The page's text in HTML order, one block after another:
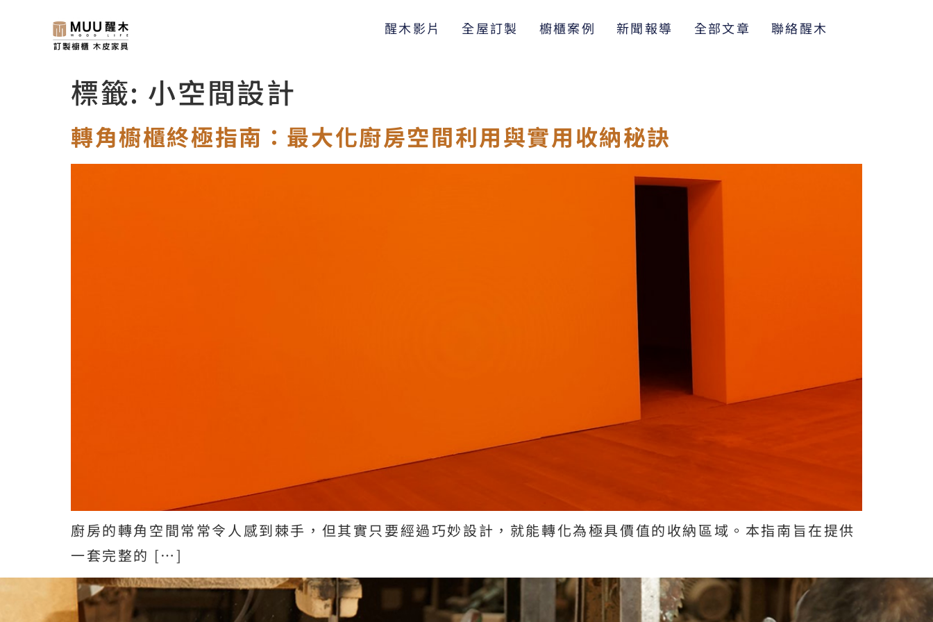
醒木影片 全屋訂製 櫥櫃案例 新聞報導 全部文章 聯絡醒木
標籤: 小空間設計
轉角櫥櫃終極指南：最大化廚房空間利用與實用收納秘訣
廚房的轉角空間常常令人感到棘手，但其實只要經過巧妙設計，就能轉化為極具價值的收納區域。本指南旨在提供
一套完整的 […]